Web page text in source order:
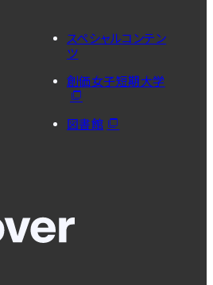
スペシャルコンテン
ツ
創価女子短期大学
図書館